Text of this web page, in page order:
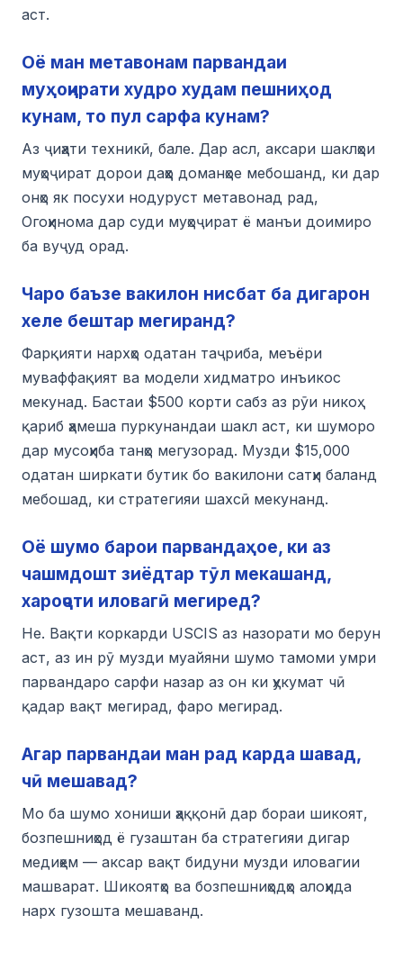
аст.
Оё ман метавонам парвандаи
муҳоҷирати худро худам пешниҳод
кунам, то пул сарфа кунам?
Аз ҷиҳати техникӣ, бале. Дар асл, аксари шаклҳои
муҳоҷират дорои даҳҳо доманҳое мебошанд, ки дар
онҳо як посухи нодуруст метавонад рад,
Огоҳинома дар суди муҳоҷират ё манъи доимиро
ба вуҷуд орад.
Чаро баъзе вакилон нисбат ба дигарон
хеле бештар мегиранд?
Фарқияти нархҳо одатан таҷриба, меъёри
муваффақият ва модели хидматро инъикос
мекунад. Бастаи $500 корти сабз аз рӯи никоҳ
қариб ҳамеша пуркунандаи шакл аст, ки шуморо
дар мусоҳиба танҳо мегузорад. Музди $15,000
одатан ширкати бутик бо вакилони сатҳи баланд
мебошад, ки стратегияи шахсӣ мекунанд.
Оё шумо барои парвандаҳое, ки аз
чашмдошт зиёдтар тӯл мекашанд,
хароҷоти иловагӣ мегиред?
Не. Вақти коркарди USCIS аз назорати мо берун
аст, аз ин рӯ музди муайяни шумо тамоми умри
парвандаро сарфи назар аз он ки ҳукумат чӣ
қадар вақт мегирад, фаро мегирад.
Агар парвандаи ман рад карда шавад,
чӣ мешавад?
Мо ба шумо хониши ҳаққонӣ дар бораи шикоят,
бозпешниҳод ё гузаштан ба стратегияи дигар
медиҳем — аксар вақт бидуни музди иловагии
машварат. Шикоятҳо ва бозпешниҳодҳо алоҳида
нарх гузошта мешаванд.